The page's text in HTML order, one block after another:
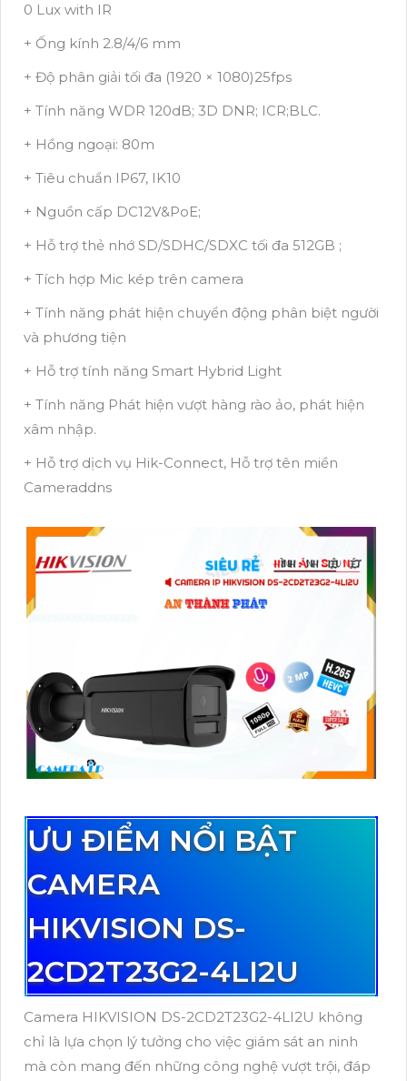
0 Lux with IR
+ Ống kính 2.8/4/6 mm
+ Độ phân giải tối đa (1920 × 1080)25fps
+ Tính năng WDR 120dB; 3D DNR; ICR;BLC.
+ Hồng ngoại: 80m
+ Tiêu chuẩn IP67, IK10
+ Nguồn cấp DC12V&PoE;
+ Hỗ trợ thẻ nhớ SD/SDHC/SDXC tối đa 512GB ;
+ Tích hợp Mic kép trên camera
+ Tính năng phát hiện chuyển động phân biệt người
và phương tiện
+ Hỗ trợ tính năng Smart Hybrid Light
+ Tính năng Phát hiện vượt hàng rào ảo, phát hiện
xâm nhập.
+ Hỗ trợ dịch vụ Hik-Connect, Hỗ trợ tên miền
Cameraddns
ƯU ĐIỂM NỔI BẬT
CAMERA
HIKVISION DS-
2CD2T23G2-4LI2U
Camera HIKVISION DS-2CD2T23G2-4LI2U không
chỉ là lựa chọn lý tưởng cho việc giám sát an ninh
mà còn mang đến những công nghệ vượt trội, đáp